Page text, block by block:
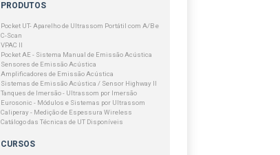
PRODUTOS
Pocket UT- Aparelho de Ultrassom Portátil com A/B e
C-Scan
VPAC II
Pocket AE - Sistema Manual de Emissão Acústica
Sensores de Emissão Acústica
Amplificadores de Emissão Acústica
Sistemas de Emissão Acústica / Sensor Highway II
Tanques de Imersão - Ultrassom por Imersão
Eurosonic - Módulos e Sistemas por Ultrassom
Caliperay - Medição de Espessura Wireless
Catálogo das Técnicas de UT Disponíveis
CURSOS